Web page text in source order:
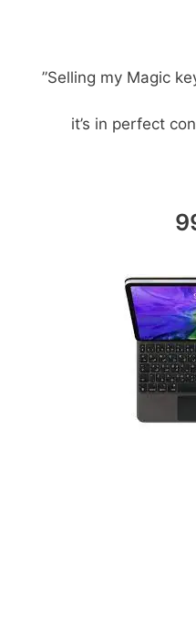
Selling my Magic
it’s in perfect